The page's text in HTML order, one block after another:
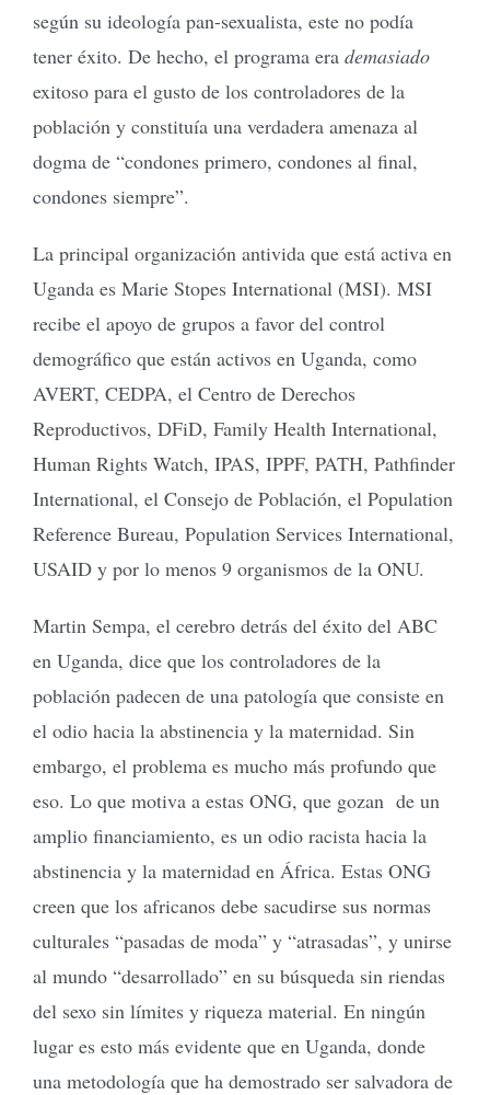
según su ideología pan-sexualista, este no podía
tener éxito. De hecho, el programa era demasiado
exitoso para el gusto de los controladores de la
población y constituía una verdadera amenaza al
dogma de “condones primero, condones al final,
condones siempre”.
La principal organización antivida que está activa en
Uganda es Marie Stopes International (MSI). MSI
recibe el apoyo de grupos a favor del control
demográfico que están activos en Uganda, como
AVERT, CEDPA, el Centro de Derechos
Reproductivos, DFiD, Family Health International,
Human Rights Watch, IPAS, IPPF, PATH, Pathfinder
International, el Consejo de Población, el Population
Reference Bureau, Population Services International,
USAID y por lo menos 9 organismos de la ONU.
Martin Sempa, el cerebro detrás del éxito del ABC
en Uganda, dice que los controladores de la
población padecen de una patología que consiste en
el odio hacia la abstinencia y la maternidad. Sin
embargo, el problema es mucho más profundo que
eso. Lo que motiva a estas ONG, que gozan de un
amplio financiamiento, es un odio racista hacia la
abstinencia y la maternidad en África. Estas ONG
creen que los africanos debe sacudirse sus normas
culturales “pasadas de moda” y “atrasadas”, y unirse
al mundo “desarrollado” en su búsqueda sin riendas
del sexo sin límites y riqueza material. En ningún
lugar es esto más evidente que en Uganda, donde
una metodología que ha demostrado ser salvadora de